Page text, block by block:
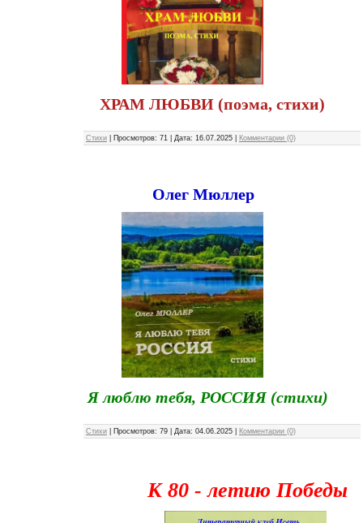
ХРАМ ЛЮБВИ (поэма, стихи)
Стихи Просмотров: 71 Дата: 16.07.2025 Комментарии (0)
Олег Мюллер
Я люблю тебя, РОССИЯ (стихи)
Стихи Просмотров: 79 Дата: 04.06.2025 Комментарии (0)
К 80 - летию Победы